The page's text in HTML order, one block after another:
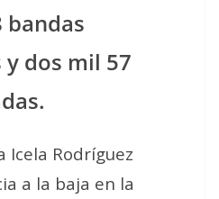
bandas
dos mil 57
Icela Rodríguez
a la baja en la